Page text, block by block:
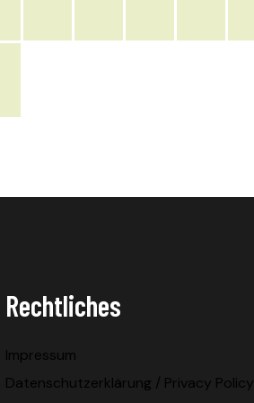
Rechtliches
Impressum
Datenschutzerklärung / Privacy Policy